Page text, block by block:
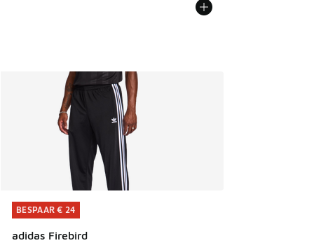
BESPAAR € 24
adidas Firebird
BESPAAR € 24